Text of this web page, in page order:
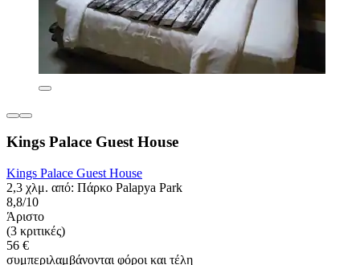
Kings Palace Guest House
Kings Palace Guest House
2,3 χλμ. από: Πάρκο Palapya Park
8,8/10
Άριστο
(3 κριτικές)
56 €
συμπεριλαμβάνονται φόροι και τέλη